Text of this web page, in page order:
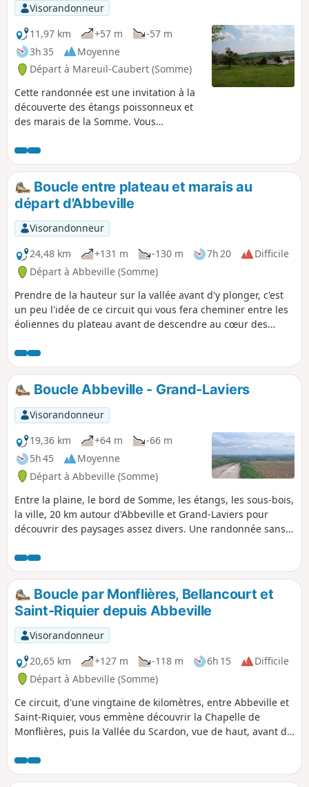
Visorandonneur
11,97 km
+57 m
-57 m
3h 35
Moyenne
Départ à Mareuil-Caubert (Somme)
Cette randonnée est une invitation à la
découverte des étangs poissonneux et
des marais de la Somme. Vous
la flore (fritillaire sauvage)
caractéristiques de la région.
Boucle entre plateau et marais au
départ d'Abbeville
Visorandonneur
24,48 km
+131 m -130 m 7h 20
Difficile
Départ à Abbeville (Somme)
Prendre de la hauteur sur la vallée avant d'y plonger, c'est
un peu l'idée de ce circuit qui vous fera cheminer entre les
éoliennes du plateau avant de descendre au cœur des
parcours qui monte et qui descend, 2 fois !
Boucle Abbeville - Grand-Laviers
Visorandonneur
19,36 km
+64 m
-66 m
5h 45
Moyenne
Départ à Abbeville (Somme)
Entre la plaine, le bord de Somme, les étangs, les sous-bois,
la ville, 20 km autour d'Abbeville et Grand-Laviers pour
découvrir des paysages assez divers. Une randonnée sans
printemps (ou de toute autre saison pourvu que vous soyez
équipé en conséquence).
Boucle par Monflières, Bellancourt et
Saint-Riquier depuis Abbeville
Visorandonneur
20,65 km
+127 m -118 m 6h 15
Difficile
Départ à Abbeville (Somme)
Ce circuit, d'une vingtaine de kilomètres, entre Abbeville et
Saint-Riquier, vous emmène découvrir la Chapelle de
Monflières, puis la Vallée du Scardon, vue de haut, avant de